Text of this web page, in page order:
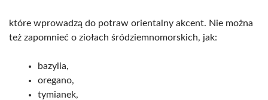
które wprowadzą do potraw orientalny akcent. Nie można
też zapomnieć o ziołach śródziemnomorskich, jak:
bazylia,
oregano,
tymianek,